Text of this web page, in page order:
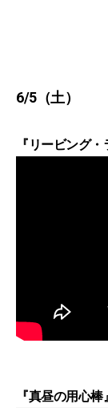
6/5（土）
『リービング
『真昼の用心